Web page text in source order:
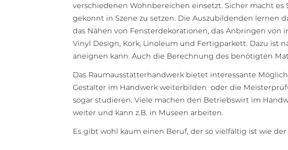
verschiedenen Wohnbereichen einsetzt. Sicher macht
gekonnt in Szene zu setzen. Die Auszubildenden lernen
das Nähen von Fensterdekorationen, das Anbringen
Vinyl Design, Kork, Linoleum und Fertigparkett. Dazu ist
aneignen kann. Auch die Berechnung des benötigten
Das Raumausstatterhandwerk bietet interessante
Gestalter im Handwerk weiterbilden oder die
sogar studieren. Viele machen den Betriebswirt im
weiter und kann z.B. in Museen arbeiten.
Es gibt wohl kaum einen Beruf, der so vielfältig ist wie der